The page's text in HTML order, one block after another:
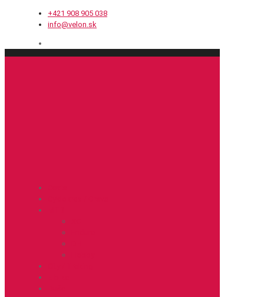
+421 908 905 038
info@velon.sk